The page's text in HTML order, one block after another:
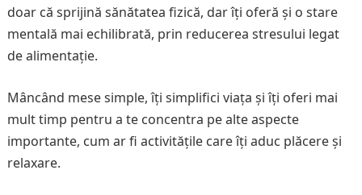
doar că sprijină sănătatea fizică, dar îți oferă și o stare
mentală mai echilibrată, prin reducerea stresului legat
de alimentație.
Mâncând mese simple, îți simplifici viața și îți oferi mai
mult timp pentru a te concentra pe alte aspecte
importante, cum ar fi activitățile care îți aduc plăcere și
relaxare.